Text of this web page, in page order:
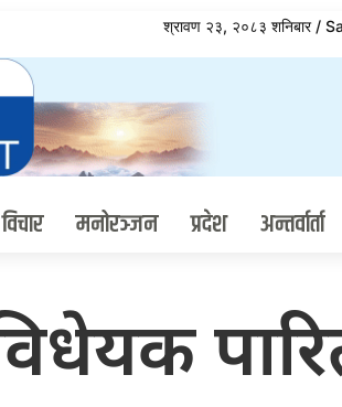
श्रावण २३, २०८३ शनिबार /
विचार मनोरञ्जन प्रदेश अन्तर्वार्ता